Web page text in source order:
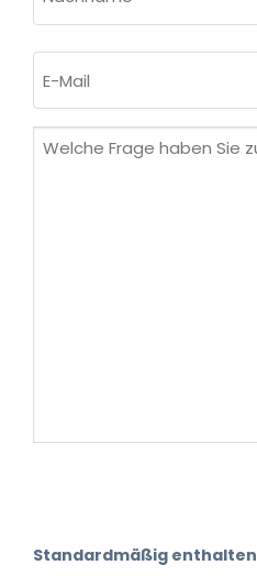
Mail
Welche
Standardmäßig enthalten